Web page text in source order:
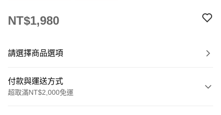
NT$1,980
請選擇商品選項
付款與運送方式
超取滿NT$2,000免運